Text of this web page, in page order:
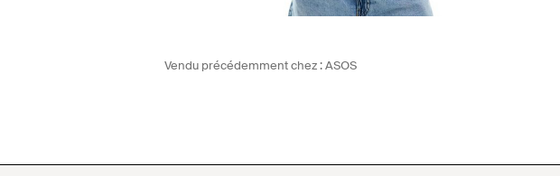
Vendu précédemment chez :ASOS